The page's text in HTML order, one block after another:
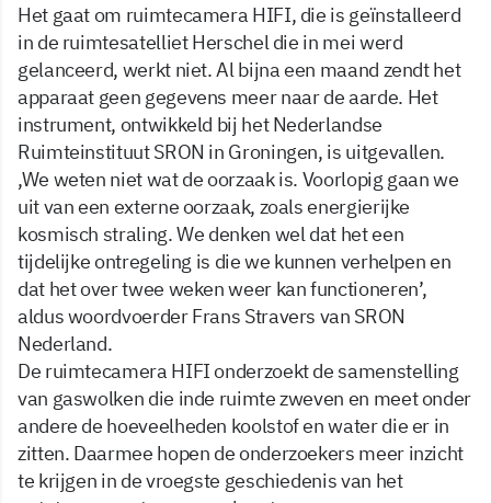
Het gaat om ruimtecamera HIFI, die is geïnstalleerd
in de ruimtesatelliet Herschel die in mei werd
gelanceerd, werkt niet. Al bijna een maand zendt het
apparaat geen gegevens meer naar de aarde. Het
instrument, ontwikkeld bij het Nederlandse
Ruimteinstituut SRON in Groningen, is uitgevallen.
,We weten niet wat de oorzaak is. Voorlopig gaan we
uit van een externe oorzaak, zoals energierijke
kosmisch straling. We denken wel dat het een
tijdelijke ontregeling is die we kunnen verhelpen en
dat het over twee weken weer kan functioneren’,
aldus woordvoerder Frans Stravers van SRON
Nederland.
De ruimtecamera HIFI onderzoekt de samenstelling
van gaswolken die inde ruimte zweven en meet onder
andere de hoeveelheden koolstof en water die er in
zitten. Daarmee hopen de onderzoekers meer inzicht
te krijgen in de vroegste geschiedenis van het